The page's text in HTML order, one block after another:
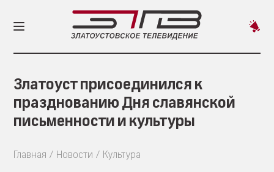
Златоуст присоединился к
празднованию Дня славянской
письменности и культуры
Главная Новости Культура